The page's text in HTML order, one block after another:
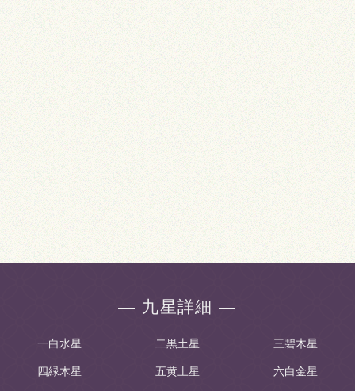
― 九星詳細 ―
一白水星 二黒土星 三碧木星
四緑木星 五黄土星 六白金星